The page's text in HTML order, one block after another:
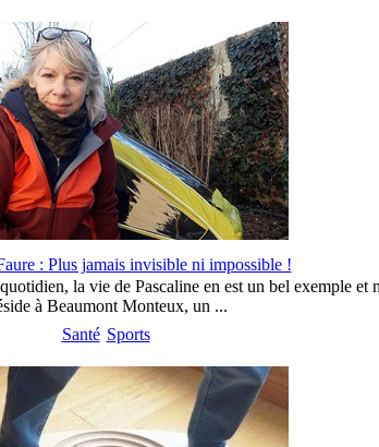
: Plus jamais invisible ni impossible !
la vie de Pascaline en est un bel exemple
à Beaumont Monteux, un ...
Santé Sports